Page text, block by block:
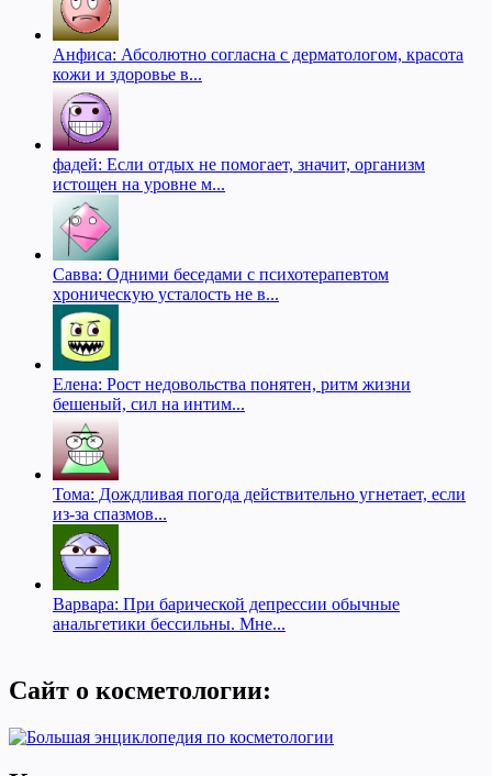
Анфиса: Абсолютно согласна с дерматологом, красота
кожи и здоровье в...
фадей: Если отдых не помогает, значит, организм
истощен на уровне м...
Савва: Одними беседами с психотерапевтом
хроническую усталость не в...
Елена: Рост недовольства понятен, ритм жизни
бешеный, сил на интим...
Тома: Дождливая погода действительно угнетает, если
из-за спазмов...
Варвара: При барической депрессии обычные
анальгетики бессильны. Мне...
Сайт о косметологии: